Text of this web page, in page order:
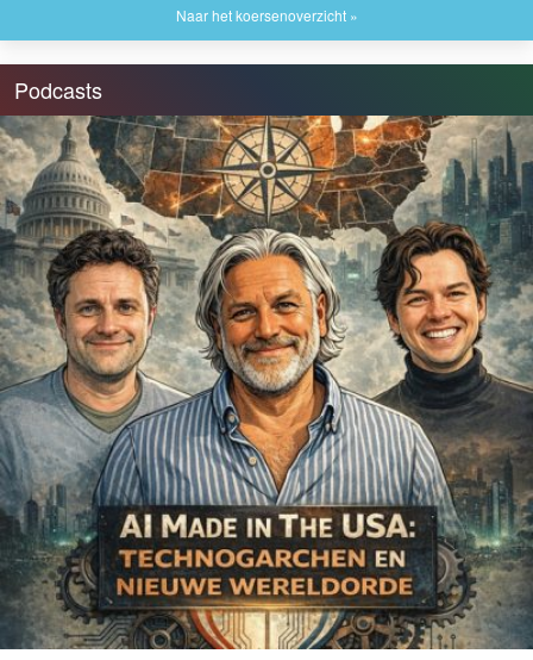
Naar het koersenoverzicht »
Podcasts